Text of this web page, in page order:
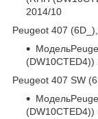
2014/10
Peugeot 407
Peugeot 407 SW
(DW10CTED4))